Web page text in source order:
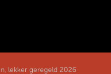
lekker geregeld 2026